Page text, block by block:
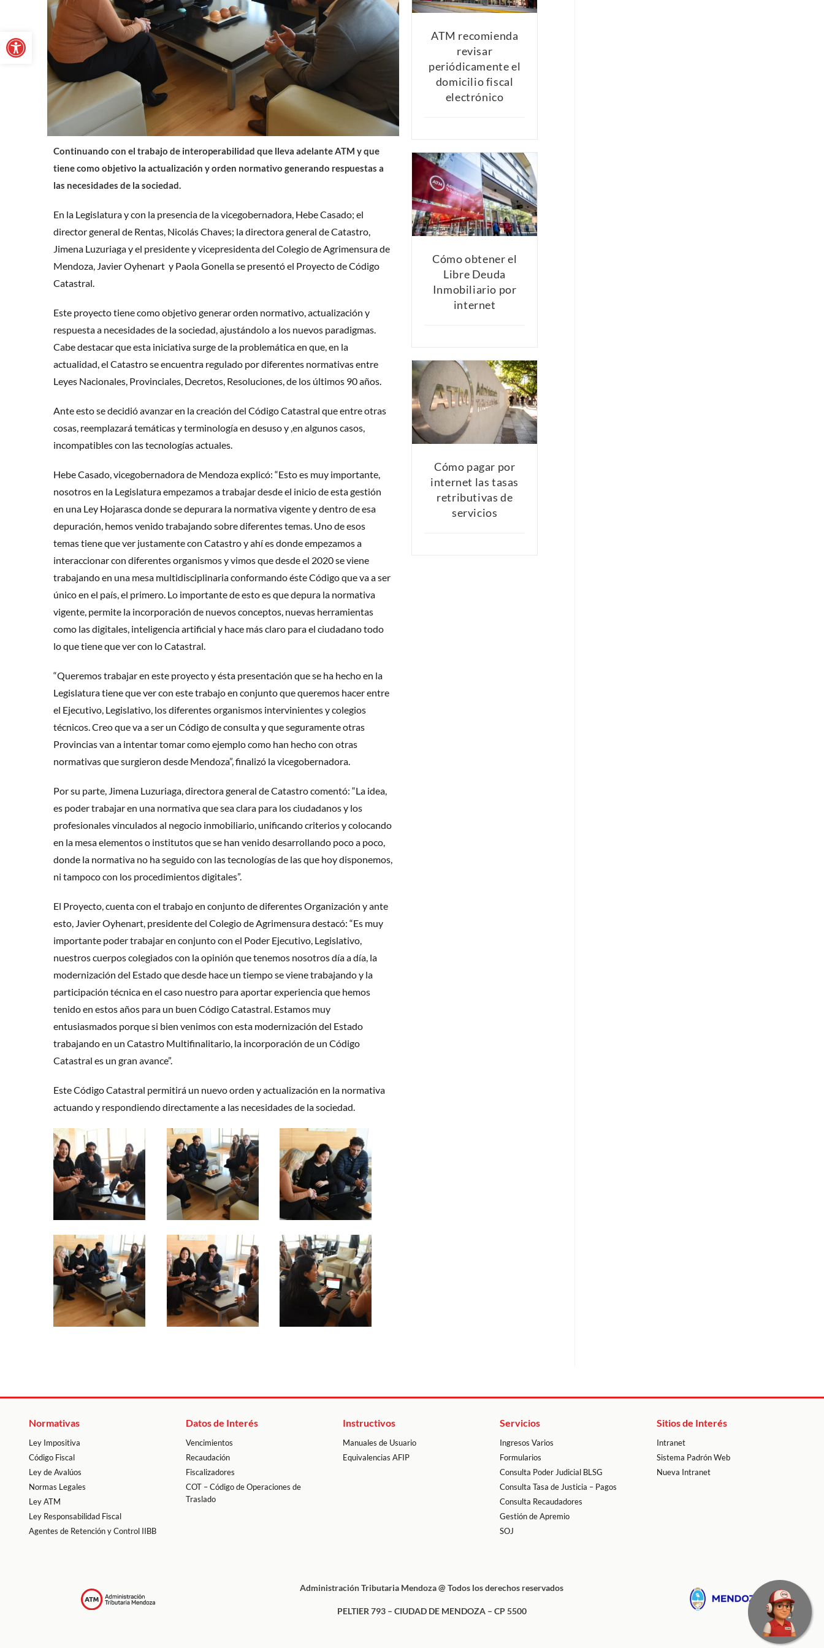
Continuando con el trabajo de interoperabilidad que lleva adelante ATM y que
tiene como objetivo la actualización y orden normativo generando respuestas a
las necesidades de la sociedad.
En la Legislatura y con la presencia de la vicegobernadora, Hebe Casado; el
director general de Rentas, Nicolás Chaves; la directora general de Catastro,
Jimena Luzuriaga y el presidente y vicepresidenta del Colegio de Agrimensura de
Mendoza, Javier Oyhenart y Paola Gonella se presentó el Proyecto de Código
Catastral.
Este proyecto tiene como objetivo generar orden normativo, actualización y
respuesta a necesidades de la sociedad, ajustándolo a los nuevos paradigmas.
Cabe destacar que esta iniciativa surge de la problemática en que, en la
actualidad, el Catastro se encuentra regulado por diferentes normativas entre
Leyes Nacionales, Provinciales, Decretos, Resoluciones, de los últimos 90 años.
Ante esto se decidió avanzar en la creación del Código Catastral que entre otras
cosas, reemplazará temáticas y terminología en desuso y ,en algunos casos,
incompatibles con las tecnologías actuales.
Hebe Casado, vicegobernadora de Mendoza explicó: “Esto es muy importante,
nosotros en la Legislatura empezamos a trabajar desde el inicio de esta gestión
en una Ley Hojarasca donde se depurara la normativa vigente y dentro de esa
depuración, hemos venido trabajando sobre diferentes temas. Uno de esos
temas tiene que ver justamente con Catastro y ahí es donde empezamos a
interaccionar con diferentes organismos y vimos que desde el 2020 se viene
trabajando en una mesa multidisciplinaria conformando éste Código que va a ser
único en el país, el primero. Lo importante de esto es que depura la normativa
vigente, permite la incorporación de nuevos conceptos, nuevas herramientas
como las digitales, inteligencia artificial y hace más claro para el ciudadano todo
lo que tiene que ver con lo Catastral.
“Queremos trabajar en este proyecto y ésta presentación que se ha hecho en la
Legislatura tiene que ver con este trabajo en conjunto que queremos hacer entre
el Ejecutivo, Legislativo, los diferentes organismos intervinientes y colegios
técnicos. Creo que va a ser un Código de consulta y que seguramente otras
Provincias van a intentar tomar como ejemplo como han hecho con otras
normativas que surgieron desde Mendoza”, finalizó la vicegobernadora.
Por su parte, Jimena Luzuriaga, directora general de Catastro comentó: “La idea,
es poder trabajar en una normativa que sea clara para los ciudadanos y los
profesionales vinculados al negocio inmobiliario, unificando criterios y colocando
en la mesa elementos o institutos que se han venido desarrollando poco a poco,
donde la normativa no ha seguido con las tecnologías de las que hoy disponemos,
ni tampoco con los procedimientos digitales”.
El Proyecto, cuenta con el trabajo en conjunto de diferentes Organización y ante
esto, Javier Oyhenart, presidente del Colegio de Agrimensura destacó: “Es muy
importante poder trabajar en conjunto con el Poder Ejecutivo, Legislativo,
nuestros cuerpos colegiados con la opinión que tenemos nosotros día a día, la
modernización del Estado que desde hace un tiempo se viene trabajando y la
participación técnica en el caso nuestro para aportar experiencia que hemos
tenido en estos años para un buen Código Catastral. Estamos muy
entusiasmados porque si bien venimos con esta modernización del Estado
trabajando en un Catastro Multifinalitario, la incorporación de un Código
Catastral es un gran avance”.
Este Código Catastral permitirá un nuevo orden y actualización en la normativa
actuando y respondiendo directamente a las necesidades de la sociedad.
ATM recomienda
revisar
periódicamente el
domicilio fiscal
electrónico
Cómo obtener el
Libre Deuda
Inmobiliario por
internet
Cómo pagar por
internet las tasas
retributivas de
servicios
Normativas
Ley Impositiva
Código Fiscal
Ley de Avalúos
Normas Legales
Ley ATM
Ley Responsabilidad Fiscal
Agentes de Retención y Control IIBB
Datos de Interés
Vencimientos
Recaudación
Fiscalizadores
COT – Código de Operaciones de
Traslado
Instructivos
Manuales de Usuario
Equivalencias AFIP
Servicios
Ingresos Varios
Formularios
Consulta Poder Judicial BLSG
Consulta Tasa de Justicia – Pagos
Consulta Recaudadores
Gestión de Apremio
SOJ
Sitios de Interés
Intranet
Sistema Padrón Web
Nueva Intranet
Administración Tributaria Mendoza @ Todos los derechos reservados
PELTIER 793 – CIUDAD DE MENDOZA – CP 5500
Abrir barra de herramientas